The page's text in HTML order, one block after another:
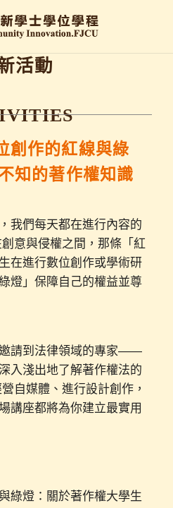
活動
創作的紅線與綠
知的著作權知識
我們每天都在進行內容的
意與侵權之間，那條「紅
在進行數位創作或學術研
燈」保障自己的權益並尊
請到法律領域的專家——
入淺出地了解著作權法的
自媒體、進行設計創作，
講座都將為你建立最實用
綠燈：關於著作權大學生